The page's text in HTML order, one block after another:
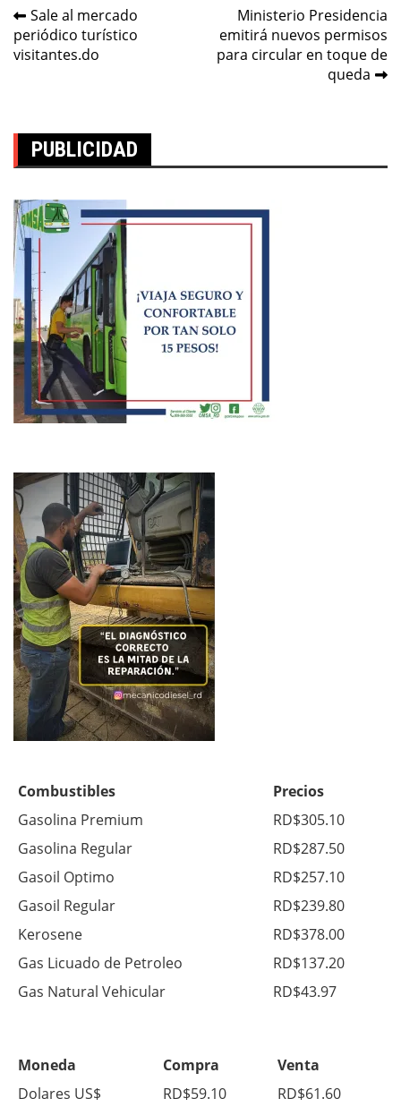
Navegación
de
Sale al mercado
periódico turístico
visitantes.do
Ministerio Presidencia
emitirá nuevos permisos
para circular en toque de
queda
PUBLICIDAD
Combustibles
Precios
Gasolina Premium
RD$305.10
Gasolina Regular
RD$287.50
Gasoil Optimo
RD$257.10
Gasoil Regular
RD$239.80
Kerosene
RD$378.00
Gas Licuado de Petroleo
RD$137.20
Gas Natural Vehicular
RD$43.97
Moneda Compra
Venta
Dolares US$
RD$59.10 RD$61.60